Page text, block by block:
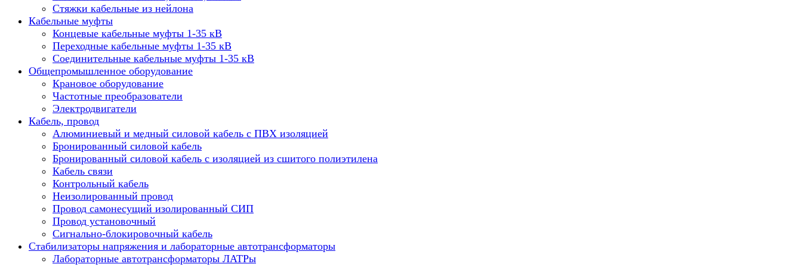
Стяжки кабельные из нейлона
Кабельные муфты
Концевые кабельные муфты 1-35 кВ
Переходные кабельные муфты 1-35 кВ
Соединительные кабельные муфты 1-35 кВ
Общепромышленное оборудование
Крановое оборудование
Частотные преобразователи
Электродвигатели
Кабель, провод
Алюминиевый и медный силовой кабель с ПВХ изоляцией
Бронированный силовой кабель
Бронированный силовой кабель с изоляцией из сшитого полиэтилена
Кабель связи
Контрольный кабель
Неизолированный провод
Провод самонесущий изолированный СИП
Провод установочный
Сигнально-блокировочный кабель
Стабилизаторы напряжения и лабораторные автотрансформаторы
Лабораторные автотрансформаторы ЛАТРы